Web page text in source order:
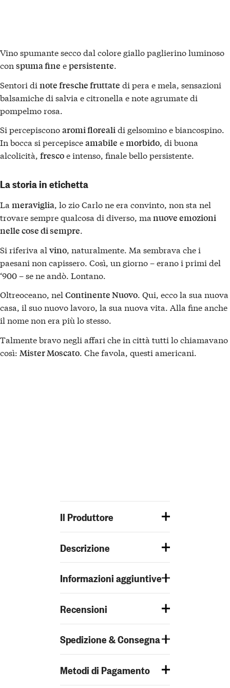
Vino spumante secco dal colore giallo paglierino luminoso
con spuma fine epersistente.
Sentori di note fresche fruttate di pera e mela, sensazioni
balsamiche di salvia e citronella e note agrumate di
pompelmo rosa.
Si percepisconoaromi florealidi gelsomino e biancospino.
In bocca si percepisceamabile emorbido, di buona
alcolicità, frescoe intenso, finale bello persistente.
La storia in etichetta
La meraviglia, lo zio Carlo ne era convinto, non sta nel
trovare sempre qualcosa di diverso, ma nuove emozioni
nelle cose di sempre.
Si riferiva al vino, naturalmente. Ma sembrava che i
paesani non capissero. Così, un giorno – erano i primi del
‘900 – se ne andò. Lontano.
Oltreoceano, nel Continente Nuovo. Qui, ecco la sua nuova
casa, il suo nuovo lavoro, la sua nuova vita. Alla fine anche
il nome non era più lo stesso.
Talmente bravo negli affari che in città tutti lo chiamavano
così: Mister Moscato. Che favola, questi americani.
Il Produttore
Descrizione
Informazioni aggiuntive
Recensioni
Spedizione & Consegna
Metodi di Pagamento